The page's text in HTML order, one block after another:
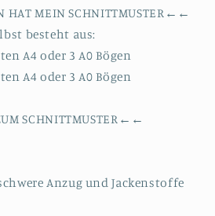
HAT MEIN SCHNITTMUSTER←←
besteht aus:
A4 oder 3 A0 Bögen
A4 oder 3 A0 Bögen
SCHNITTMUSTER←←
Anzug und Jackenstoffe